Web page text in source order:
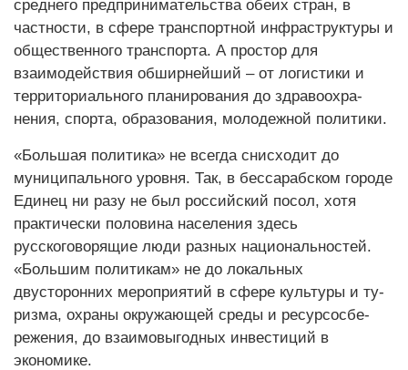
среднего предпринимательства обеих стран, в
частности, в сфере транспортной инфраструктуры и
общественного транспорта. А простор для
взаимодействия обширнейший – от логистики и
территориального планирования до здра­во­ох­ра­
нения, спорта, об­ра­зова­ния, мо­лодеж­ной по­лити­ки.
«Большая политика» не всегда снисходит до
муниципального уровня. Так, в бессарабском городе
Единец ни разу не был российский посол, хотя
практически половина населения здесь
русскоговорящие люди разных национальностей.
«Большим политикам» не до ло­каль­ных
двусторонних ме­роп­ри­ятий в сфе­ре куль­ту­ры и ту­
риз­ма, ох­ра­ны ок­ру­жа­ющей сре­ды и ре­сур­сосбе­
реже­ния, до взаимовыгодных инвестиций в
экономике.